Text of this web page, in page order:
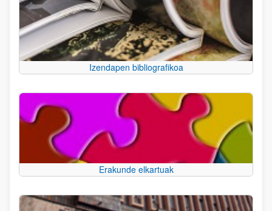
Izendapen bibliografikoa
Erakunde elkartuak